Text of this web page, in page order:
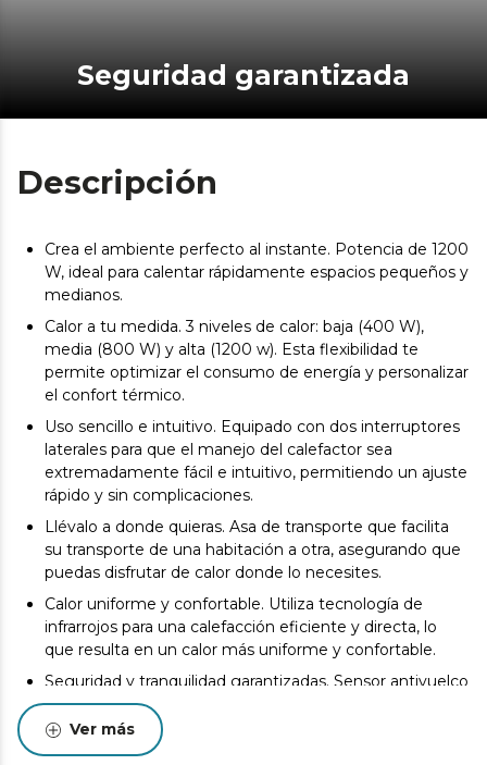
Seguridad garantizada
Descripción
Crea el ambiente perfecto al instante. Potencia de 1200
W, ideal para calentar rápidamente espacios pequeños y
medianos.
Calor a tu medida. 3 niveles de calor: baja (400 W),
media (800 W) y alta (1200 w). Esta flexibilidad te
permite optimizar el consumo de energía y personalizar
el confort térmico.
Uso sencillo e intuitivo. Equipado con dos interruptores
laterales para que el manejo del calefactor sea
extremadamente fácil e intuitivo, permitiendo un ajuste
rápido y sin complicaciones.
Llévalo a donde quieras. Asa de transporte que facilita
su transporte de una habitación a otra, asegurando que
puedas disfrutar de calor donde lo necesites.
Calor uniforme y confortable. Utiliza tecnología de
infrarrojos para una calefacción eficiente y directa, lo
que resulta en un calor más uniforme y confortable.
Seguridad y tranquilidad garantizadas. Sensor antivuelco
que apaga automáticamente el dispositivo en caso de
caída, garantizando seguridad y tranquilidad en su uso
diario.
Ver más